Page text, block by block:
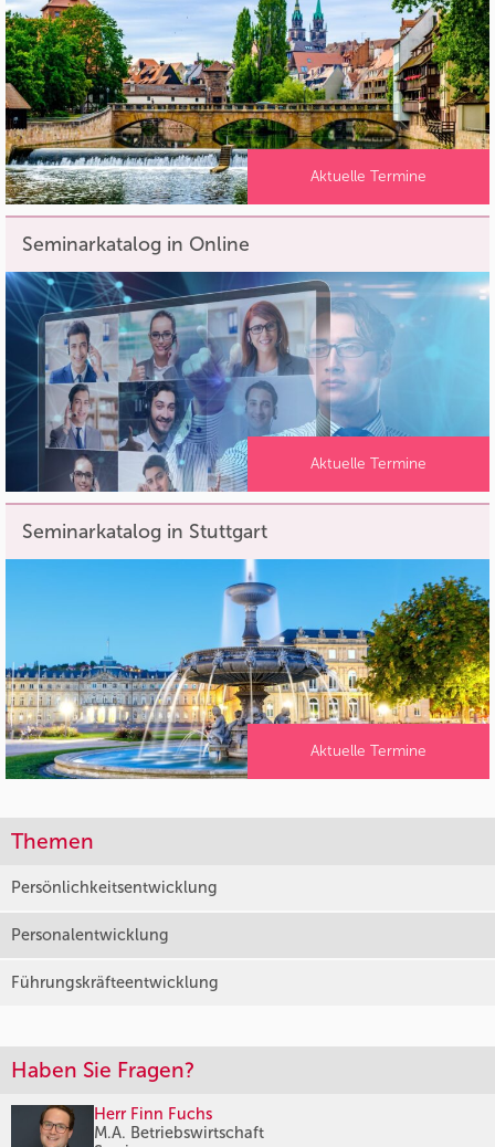
Aktuelle Termine
Seminarkatalog in Online
Aktuelle Termine
Seminarkatalog in Stuttgart
Aktuelle Termine
Themen
Persönlichkeitsentwicklung
Personalentwicklung
Führungskräfteentwicklung
Haben Sie Fragen?
Herr Finn Fuchs
M.A. Betriebswirtschaft